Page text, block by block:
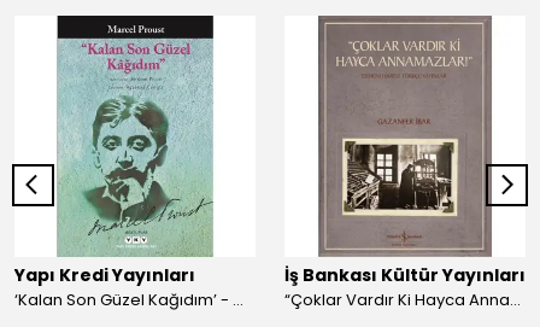
Yapı Kredi Yayınları
‘Kalan Son Güzel Kağıdım’ - Marcel Proust
İş Bankası Kültür Yayınları
“Çoklar Vardır Ki Hayca Annamazlar!” - Gazanfer İbar